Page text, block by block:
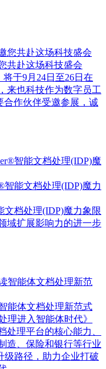
共赴这场科技盛会
将于9月24日至26日在
来也科技作为数字员工
合作伙伴受邀参展，诚
智能文档处理(IDP)魔力
文档处理(IDP)魔力象限
域扩展影响力的进一步
能体文档处理新范式
理进入智能体时代》
处理平台的核心能力、
造、保险和银行等行业
级路径，助力企业打破